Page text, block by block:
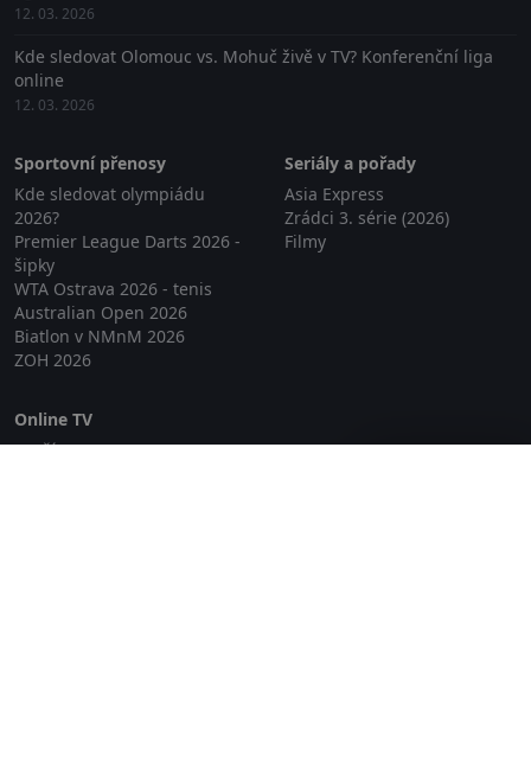
12. 03. 2026
Kde sledovat Olomouc vs. Mohuč živě v TV? Konferenční liga
online
12. 03. 2026
Sportovní přenosy
Kde sledovat olympiádu
2026?
Premier League Darts 2026 -
šipky
WTA Ostrava 2026 - tenis
Australian Open 2026
Biatlon v NMnM 2026
ZOH 2026
Seriály a pořady
Asia Express
Zrádci 3. série (2026)
Filmy
Online TV
Lepší.TV